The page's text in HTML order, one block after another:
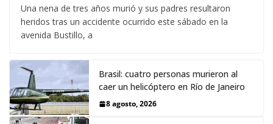
Una nena de tres años murió y sus padres resultaron
heridos tras un accidente ocurrido este sábado en la
avenida Bustillo, a
Brasil: cuatro personas murieron al
caer un helicóptero en Río de Janeiro
8 agosto, 2026